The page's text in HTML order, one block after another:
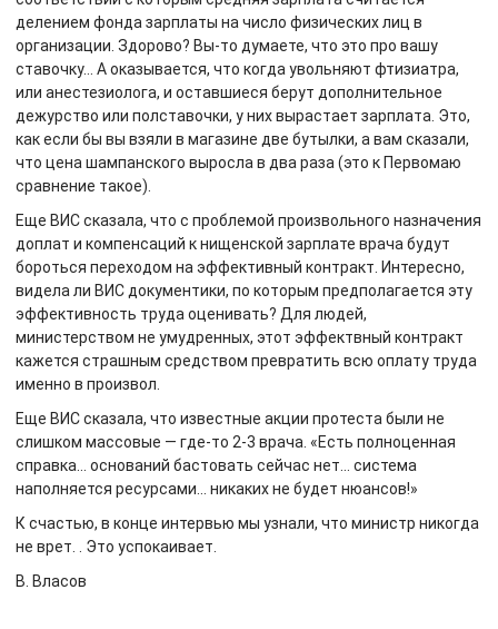
делением фонда зарплаты на число физических лиц в
организации. Здорово? Вы-то думаете, что это про вашу
ставочку… А оказывается, что когда увольняют фтизиатра,
или анестезиолога, и оставшиеся берут дополнительное
дежурство или полставочки, у них вырастает зарплата. Это,
как если бы вы взяли в магазине две бутылки, а вам сказали,
что цена шампанского выросла в два раза (это к Первомаю
сравнение такое).
Еще ВИС сказала, что с проблемой произвольного назначения
доплат и компенсаций к нищенской зарплате врача будут
бороться переходом на эффективный контракт. Интересно,
видела ли ВИС документики, по которым предполагается эту
эффективность труда оценивать? Для людей,
министерством не умудренных, этот эффектвный контракт
кажется страшным средством превратить всю оплату труда
именно в произвол.
Еще ВИС сказала, что известные акции протеста были не
слишком массовые — где-то 2-3 врача. «Есть полноценная
справка… оснований бастовать сейчас нет… система
наполняется ресурсами… никаких не будет нюансов!»
К счастью, в конце интервью мы узнали, что министр никогда
не врет. . Это успокаивает.
В. Власов